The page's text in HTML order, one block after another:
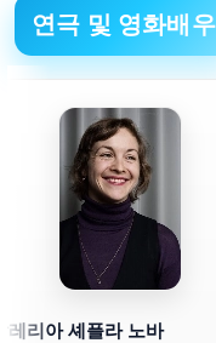
연극 및 영화배우
레리아 셰플라 노바